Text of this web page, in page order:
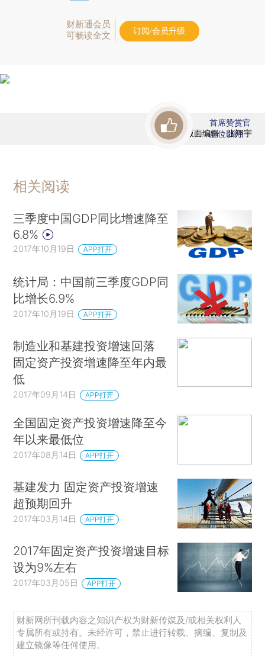
财新通会员
可畅读全文
订阅/会员升级
版面编辑：张翔宇
首席赞赏官
虚位以待
相关阅读
三季度中国GDP同比增速降至
6.8%
2017年10月19日 APP打开
统计局：中国前三季度GDP同
比增长6.9%
2017年10月19日 APP打开
制造业和基建投资增速回落
固定资产投资增速降至年内最
低
2017年09月14日 APP打开
全国固定资产投资增速降至今
年以来最低位
2017年08月14日 APP打开
基建发力 固定资产投资增速
超预期回升
2017年03月14日 APP打开
2017年固定资产投资增速目标
设为9%左右
2017年03月05日 APP打开
财新网所刊载内容之知识产权为财新传媒及/或相关权利人
专属所有或持有。未经许可，禁止进行转载、摘编、复制及
建立镜像等任何使用。